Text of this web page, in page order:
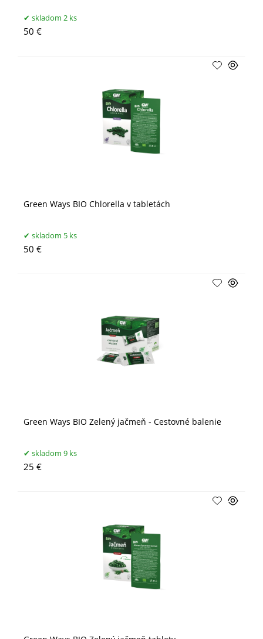
skladom 2 ks
50 €
Green Ways BIO Chlorella v tabletách
skladom 5 ks
50 €
Green Ways BIO Zelený jačmeň - Cestovné balenie
skladom 9 ks
25 €